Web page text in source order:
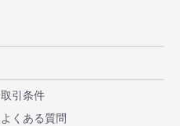
取引条件
よくある質問